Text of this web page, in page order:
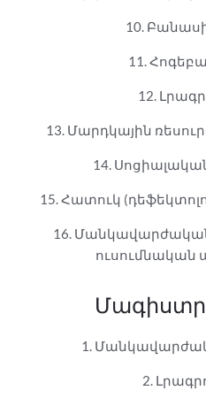
10.
11.
12.
13. Մարդկային
14.
15. Հատուկ
16. Մանկավարժական
ուսումնական
1.
2.